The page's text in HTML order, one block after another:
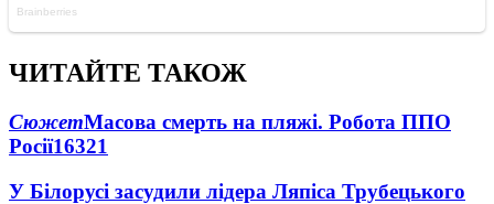
ЧИТАЙТЕ ТАКОЖ
СюжетМасова смерть на пляжі. Робота ППО
Росії16321
У Білорусі засудили лідера Ляпіса Трубецького